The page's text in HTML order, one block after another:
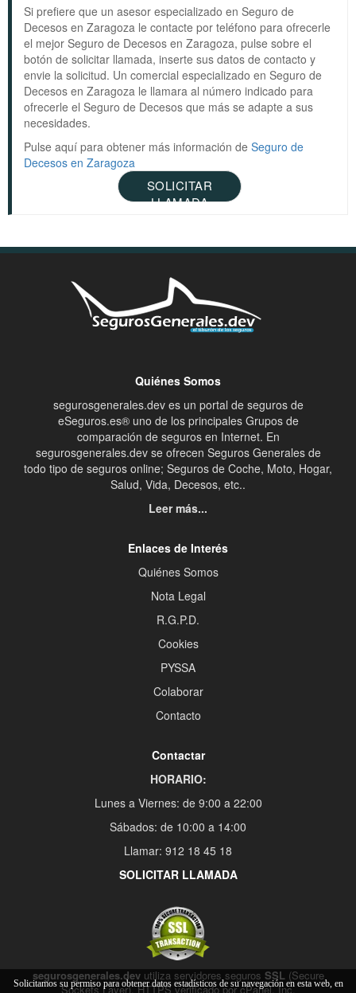
Si prefiere que un asesor especializado en Seguro de
Decesos en Zaragoza le contacte por teléfono para ofrecerle
el mejor Seguro de Decesos en Zaragoza, pulse sobre el
botón de solicitar llamada, inserte sus datos de contacto y
envie la solicitud. Un comercial especializado en Seguro de
Decesos en Zaragoza le llamara al número indicado para
ofrecerle el Seguro de Decesos que más se adapte a sus
necesidades.
Pulse aquí para obtener más información de Seguro de
Decesos en Zaragoza
SOLICITAR
LLAMADA
Quiénes Somos
segurosgenerales.dev es un portal de seguros de
eSeguros.es® uno de los principales Grupos de
comparación de seguros en Internet. En
segurosgenerales.dev se ofrecen Seguros Generales de
todo tipo de seguros online; Seguros de Coche, Moto, Hogar,
Salud, Vida, Decesos, etc..
Leer más...
Enlaces de Interés
Quiénes Somos
Nota Legal
R.G.P.D.
Cookies
PYSSA
Colaborar
Contacto
Contactar
HORARIO:
Lunes a Viernes: de 9:00 a 22:00
Sábados: de 10:00 a 14:00
Llamar: 912 18 45 18
SOLICITAR LLAMADA
segurosgenerales.devutiliza servidores seguros SSL (Secure
Sockets Layer), HTTPS verificado por cPanel, Inc.
Solicitamos su permiso para obtener datos estadísticos de su navegación en esta web, en